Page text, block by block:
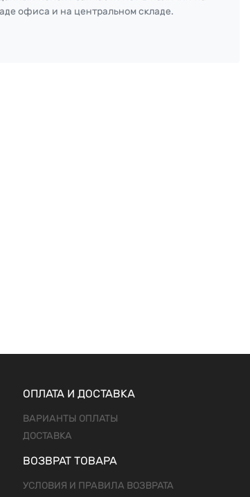
офиса и на центральном складе.
ОПЛАТА И ДОСТАВКА
ВАРИАНТЫ ОПЛАТЫ
ДОСТАВКА
ВОЗВРАТ ТОВАРА
УСЛОВИЯ И ПРАВИЛА ВОЗВРАТА